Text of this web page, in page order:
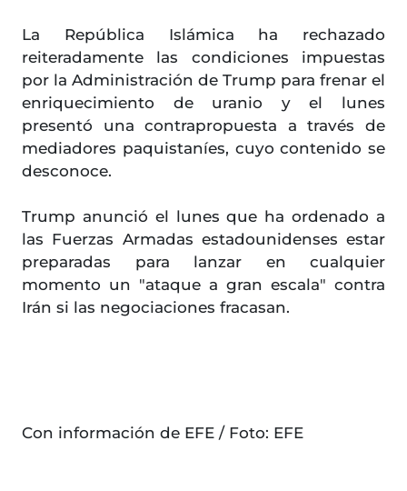
La República Islámica ha rechazado
reiteradamente las condiciones impuestas
por la Administración de Trump para frenar el
enriquecimiento de uranio y el lunes
presentó una contrapropuesta a través de
mediadores paquistaníes, cuyo contenido se
desconoce.
Trump anunció el lunes que ha ordenado a
las Fuerzas Armadas estadounidenses estar
preparadas para lanzar en cualquier
momento un "ataque a gran escala" contra
Irán si las negociaciones fracasan.
Con información de EFE / Foto: EFE